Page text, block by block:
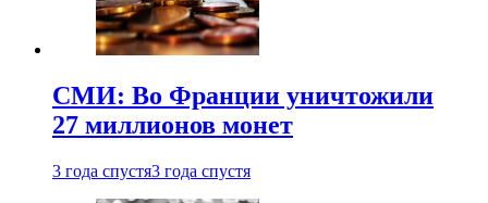
СМИ: Во Франции уничтожили
27 миллионов монет
3 года спустя3 года спустя